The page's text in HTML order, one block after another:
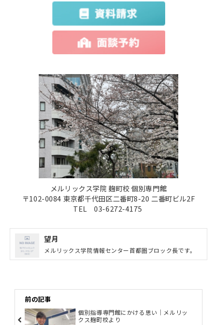
メルリックス学院 麹町校 個別専門館
〒102-0084 東京都千代田区二番町8-20 二番町ビル2F
TEL 03-6272-4175
望月
メルリックス学院情報センター首都圏ブロック長です。
前の記事
個別指導専門館にかける思い｜メルリッ
クス麹町校より